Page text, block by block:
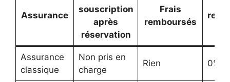
Assurance
souscription
après
réservation
Frais
remboursés
Assurance
classique
Non pris en
charge
Rien 0%